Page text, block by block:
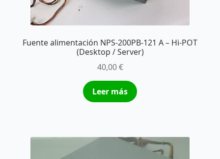
Fuente alimentación NPS-200PB-121 A – Hi-POT
(Desktop / Server)
40,00€
Leer más